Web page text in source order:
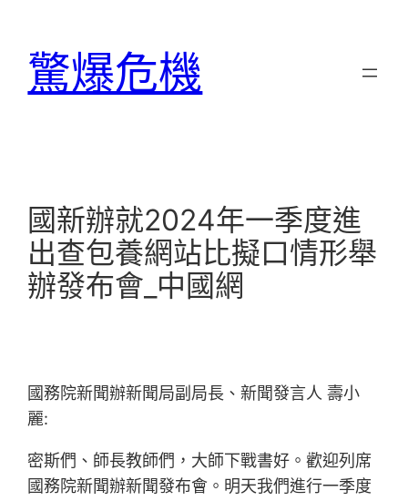
驚爆危機
國新辦就2024年一季度進
出查包養網站比擬口情形舉
辦發布會_中國網
國務院新聞辦新聞局副局長、新聞發言人 壽小
麗:
密斯們、師長教師們，大師下戰書好。歡迎列席
國務院新聞辦新聞發布會。明天我們進行一季度